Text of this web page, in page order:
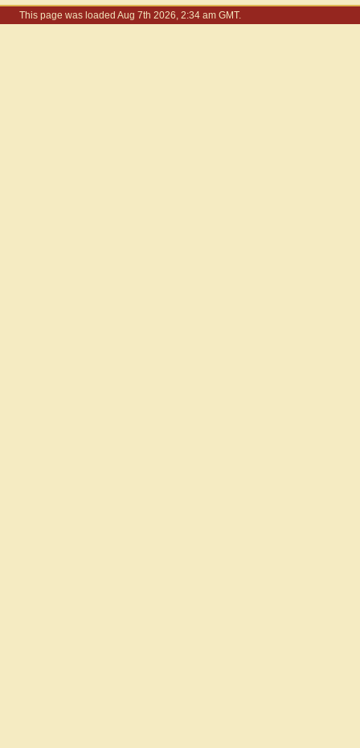
This page was loaded Aug 7th 2026, 2:34 am GMT.